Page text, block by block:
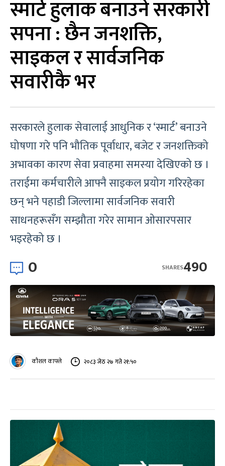
स्मार्ट हुलाक बनाउने सरकारी
सपना : छैन जनशक्ति,
साइकल र सार्वजनिक
सवारीकै भर
सरकारले हुलाक सेवालाई आधुनिक र ‘स्मार्ट’ बनाउने
घोषणा गरे पनि भौतिक पूर्वाधार, बजेट र जनशक्तिको
अभावका कारण सेवा प्रवाहमा समस्या देखिएको छ ।
तराईमा कर्मचारीले आफ्नै साइकल प्रयोग गरिरहेका
छन् भने पहाडी जिल्लामा सार्वजनिक सवारी
साधनहरूसँग सम्झौता गरेर सामान ओसारपसार
भइरहेको छ ।
0 490
SHARES
कौशल काफ्ले २०८३ जेठ २७ गते २१:५०